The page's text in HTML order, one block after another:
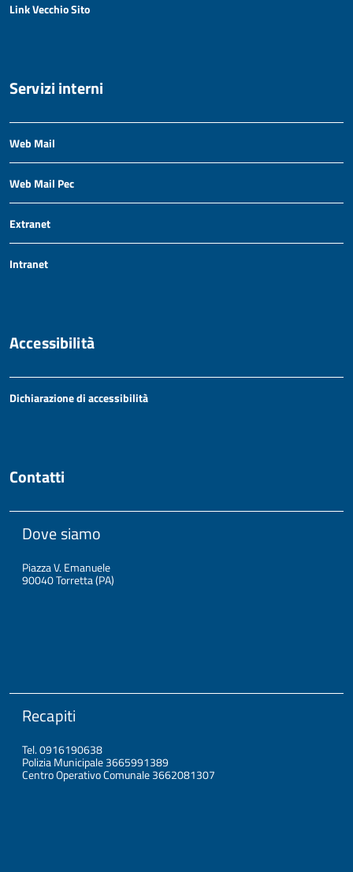
Link Vecchio Sito
Servizi interni
Web Mail
Web Mail Pec
Extranet
Intranet
Accessibilità
Dichiarazione di accessibilità
Contatti
Dove siamo
Piazza V. Emanuele
90040 Torretta (PA)
Recapiti
Tel. 0916190638
Polizia Municipale 3665991389
Centro Operativo Comunale 3662081307